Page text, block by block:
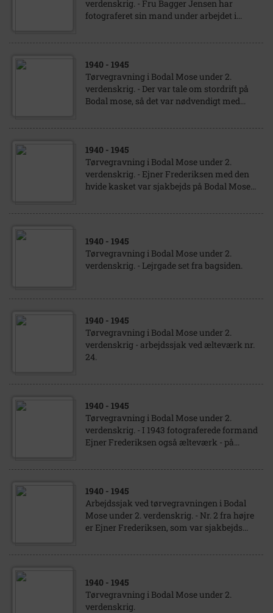
verdenskrig. - Fru Bagger Jensen har
fotograferet sin mand under arbejdet i...
1940 - 1945
Tørvegravning i Bodal Mose under 2.
verdenskrig. - Der var tale om stordrift på
Bodal mose, så det var nødvendigt med...
1940 - 1945
Tørvegravning i Bodal Mose under 2.
verdenskrig. - Ejner Frederiksen med den
hvide kasket var sjakbejds på Bodal Mose...
1940 - 1945
Tørvegravning i Bodal Mose under 2.
verdenskrig. - Lejrgade set fra bagsiden.
1940 - 1945
Tørvegravning i Bodal Mose under 2.
verdenskrig - arbejdssjak ved ælteværk nr.
24.
1940 - 1945
Tørvegravning i Bodal Mose under 2.
verdenskrig. - I 1943 fotograferede formand
Ejner Frederiksen også ælteværk - på...
1940 - 1945
Arbejdssjak ved tørvegravningen i Bodal
Mose under 2. verdenskrig. - Nr. 2 fra højre
er Ejner Frederiksen, som var sjakbejds...
1940 - 1945
Tørvegravning i Bodal Mose under 2.
verdenskrig.